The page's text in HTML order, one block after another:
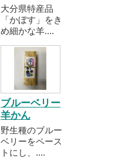
大分県特産品
「かぼす」をき
め細かな羊....
ブルーベリー
羊かん
野生種のブルー
ベリーをペース
トにし、....